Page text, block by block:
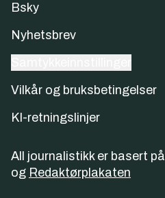
Bsky
Nyhetsbrev
Vilkår og bruksbetingelser
KI-retningslinjer
All journalistikk er basert på
og Redaktørplakaten